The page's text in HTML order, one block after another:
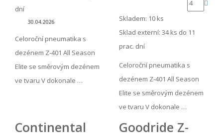
dní
30.04.2026
Celoroční pneumatika s
dezénem Z-401 All Season
Elite se směrovým dezénem
ve tvaru V dokonale …
Skladem: 10 ks
Sklad externí: 34 ks do 11
prac. dní
Celoroční pneumatika s
dezénem Z-401 All Season
Elite se směrovým dezénem
ve tvaru V dokonale …
Continental
Goodride Z-